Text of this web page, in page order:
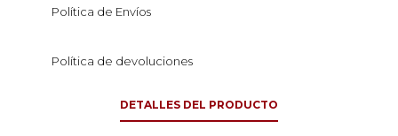
Política de Envíos
Política de devoluciones
DETALLES DEL PRODUCTO